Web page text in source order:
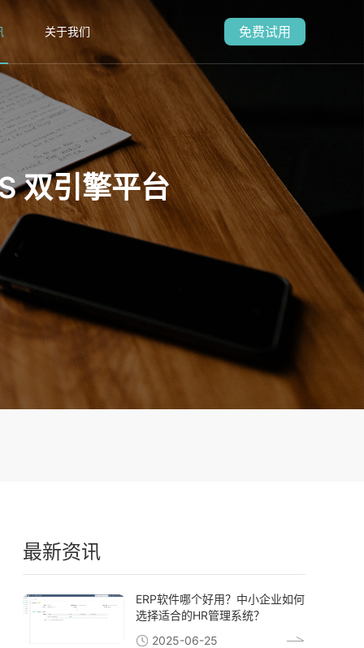
关于我们 免费试用
双引擎平台
最新资讯
ERP软件哪个好用？中小企业如何
选择适合的HR管理系统？
2025-06-25